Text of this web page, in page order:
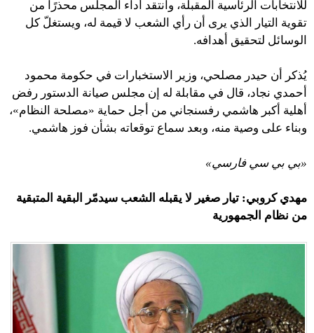
للانتخابات الرئاسية المقبلة، وانتقد أداء المجلس محذرًا من
تقوية التيار الذي يرى أن رأي الشعب لا قيمة له، ويستغلّ كل
الوسائل لتحقيق أهدافه.
يُذكر أن حيدر مصلحي، وزير الاستخبارات في حكومة محمود
أحمدي نجاد، قال في مقابلة له إن مجلس صيانة الدستور رفض
أهلية أكبر هاشمي رفسنجاني من أجل حماية «مصلحة النظام»،
وبناء على وصية منه، وبعد سماع توقعاته بشأن فوز هاشمي.
«بي بي سي فارسي»
مهدي كروبي: تيار صغير لا يقبله الشعب سيدمّر البقية المتبقية
من نظام الجمهورية